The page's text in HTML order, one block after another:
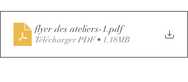
flyer des ateliers-1.pdf
Télécharger PDF • 1.18MB